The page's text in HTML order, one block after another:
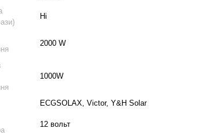
Ні
2000 W
1000W
ECGSOLAX, Victor, Y&H Solar
12 вольт